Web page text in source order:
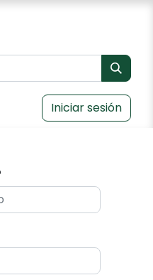
Iniciar sesión